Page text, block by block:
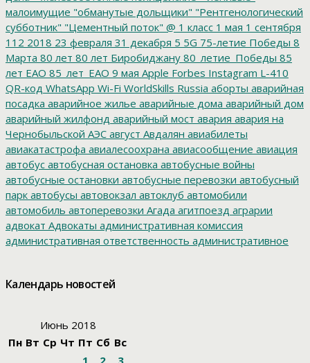
малоимущие "обманутые дольщики" "Рентгенологический
субботник" "Цементный поток" @ 1 класс 1 мая 1 сентября
112 2018 23 февраля 31 декабря 5 5G 75-летие Победы 8
Марта 80 лет 80 лет Биробиджану 80_летие_Победы 85
лет ЕАО 85_лет_ЕАО 9 мая Apple Forbes Instagram L-410
QR-код WhatsApp Wi-Fi WorldSkills Russia аборты аварийная
посадка аварийное жилье аварийные дома аварийный дом
аварийный жилфонд аварийный мост авария авария на
Чернобыльской АЭС август Авдалян авиабилеты
авиакатастрофа авиалесоохрана авиасообщение авиация
автобус автобусная остановка автобусные войны
автобусные остановки автобусные перевозки автобусный
парк автобусы автовокзал автоклуб автомобили
автомобиль автоперевозки Агада агитпоезд аграрии
адвокат Адвокаты административная комиссия
административная ответственность административное
БуксманАлександр Винников
Александр Соловьев
Филиппова Алексей Корниенко
Календарь новостей
Июнь 2018
Пн Вт Ср Чт Пт Сб Вс